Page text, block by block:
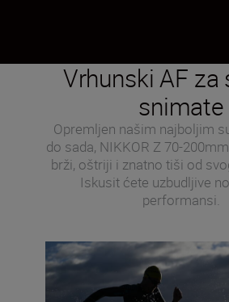
Vrhunski AF za
snimate
Opremljen našim najboljim
do sada, NIKKOR Z 70-
brži, oštriji i znatno tiši od
Iskusit ćete uzbudljive
performansi.